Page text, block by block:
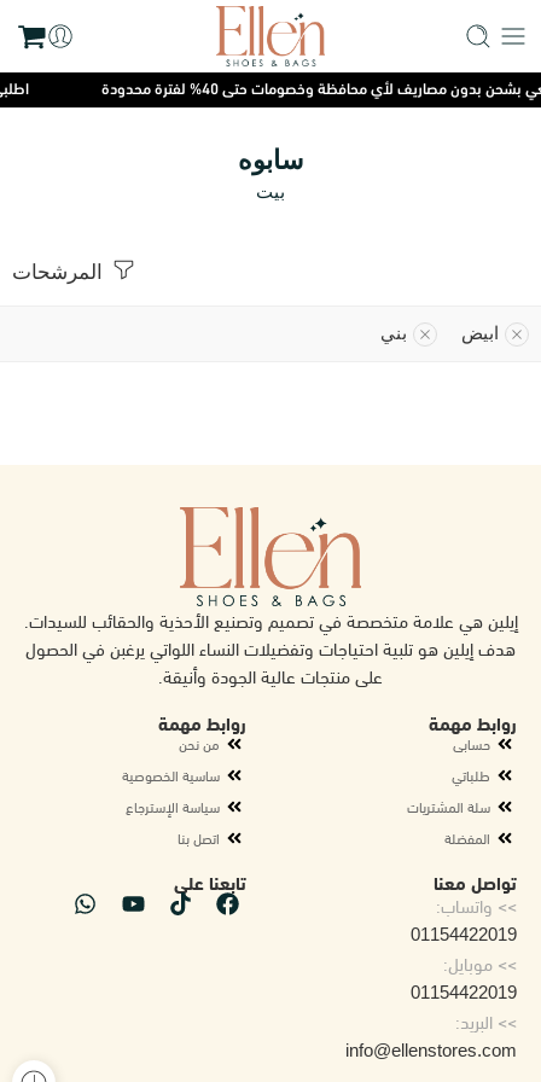
بدون مصاريف لأي محافظة وخصومات حتى 40% لفترة محدودة
سابوه
بيت
المرشحات
ابيض بني
إيلين هي علامة متخصصة في تصميم وتصنيع الأحذية والحقائب للسيدات.
هدف إيلين هو تلبية احتياجات وتفضيلات النساء اللواتي يرغبن في الحصول
على منتجات عالية الجودة وأنيقة.
روابط مهمة
حسابى
طلباتي
سلة المشتريات
المفضلة
روابط مهمة
من نحن
ساسية الخصوصية
سياسة الإسترجاع
اتصل بنا
تواصل معنا
>> واتساب:
01154422019
>> موبايل:
01154422019
>> البريد:
info@ellenstores.com
تابعنا على